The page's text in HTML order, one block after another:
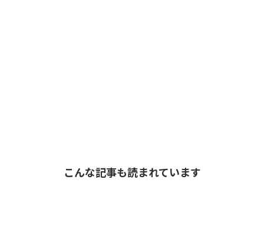
こんな記事も読まれています